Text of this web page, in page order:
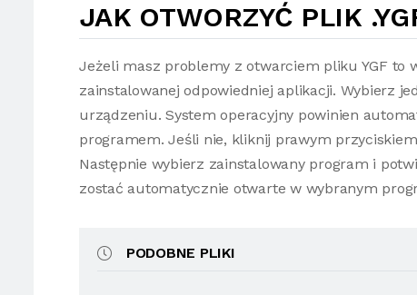
JAK OTWORZYĆ PLIK
Jeżeli masz problemy z otwarciem pliku YGF
zainstalowanej odpowiedniej aplikacji. Wybierz
urządzeniu. System operacyjny powinien
programem. Jeśli nie, kliknij prawym
Następnie wybierz zainstalowany program i
zostać automatycznie otwarte w wybranym
PODOBNE PLIKI